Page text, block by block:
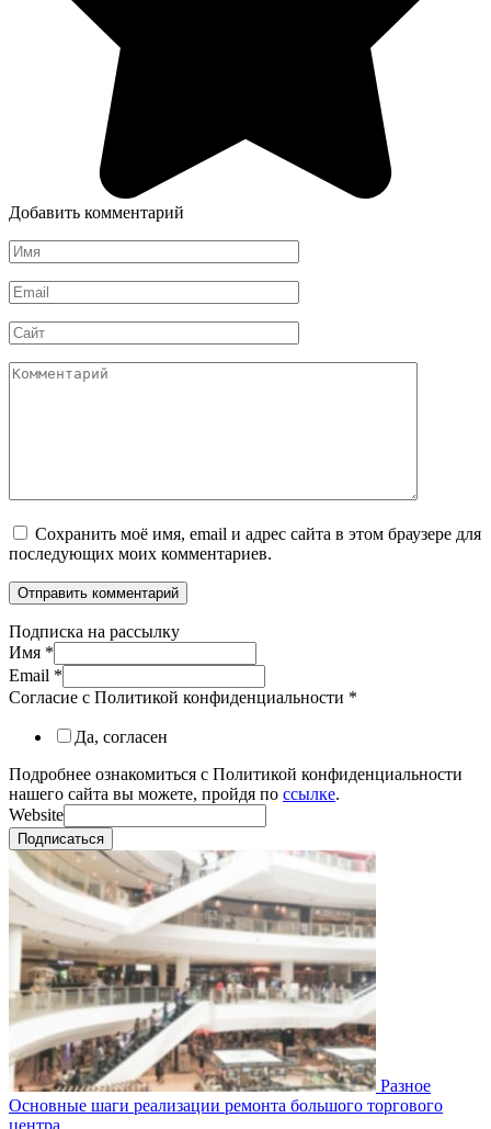
Добавить комментарий
Имя
*
Email
*
Сайт
Комментарий
Сохранить моё имя, email и адрес сайта в этом браузере для
последующих моих комментариев.
Подписка на рассылку
Имя *
Email *
Согласие с Политикой конфиденциальности *
Да, согласен
Подробнее ознакомиться с Политикой конфиденциальности
нашего сайта вы можете, пройдя по ссылке.
Website
Подписаться
Разное
Основные шаги реализации ремонта большого торгового
центра